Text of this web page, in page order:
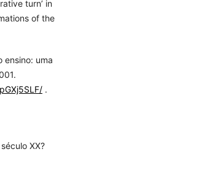
turn’ in
of the
ensino: uma
.
XX?